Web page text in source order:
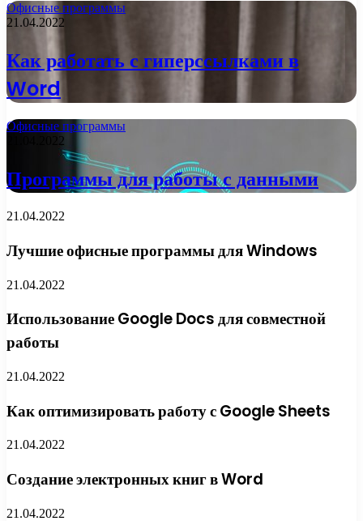
Офисные программы
21.04.2022
Как работать с гиперссылками в
Word
Офисные программы
21.04.2022
Программы для работы с данными
21.04.2022
Лучшие офисные программы для Windows
21.04.2022
Использование Google Docs для совместной
работы
21.04.2022
Как оптимизировать работу с Google Sheets
21.04.2022
Создание электронных книг в Word
21.04.2022